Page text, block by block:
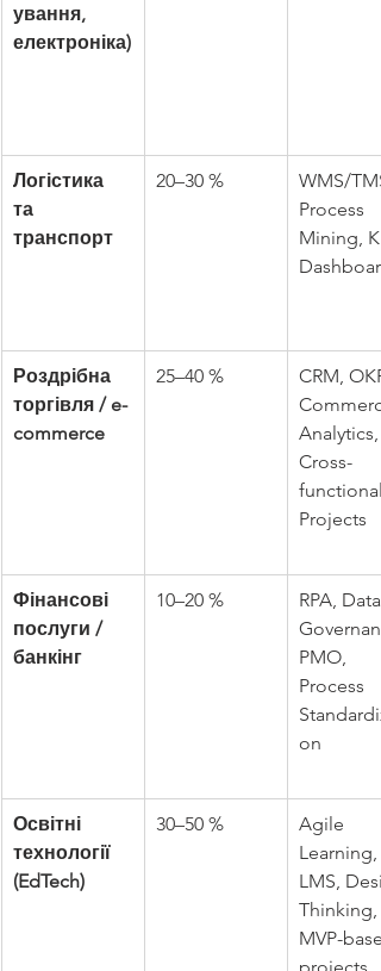
ування,
електроніка)
Логістика
та
транспорт
20–30 %
WMS/
Process
Mining,
Роздрібна
торгівля / e-
commerce
25–40 %
CRM,
Analytics,
Cross-
functional
Projects
Фінансові
послуги /
банкінг
10–20 %
RPA, Data
PMO,
Process
on
Освітні
технології
(EdTech)
30–50 %
Agile
Learning,
LMS,
Thinking,
MVP-